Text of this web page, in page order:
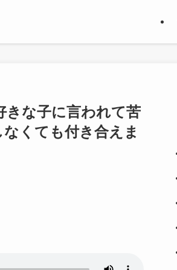
きな子に言われて苦
くても付き合えま